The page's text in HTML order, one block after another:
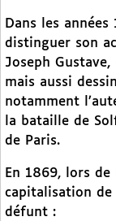
Dans les
distinguer son
Joseph
mais aussi
notamment
la bataille de
de Paris.
En 1869, lors de
capitalisation de
défunt :